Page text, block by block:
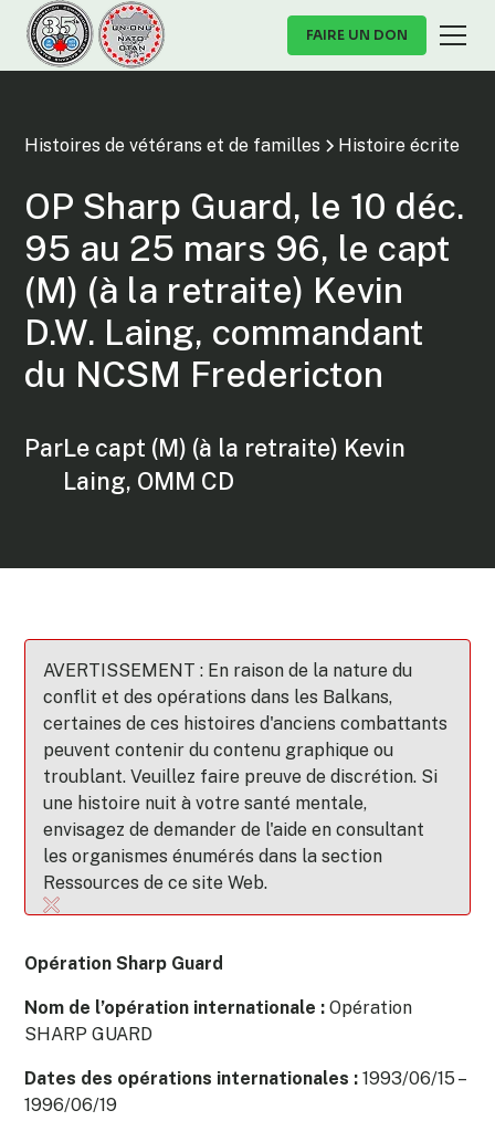
FAIRE UN DON
Histoires de vétérans et de familles Histoire écrite
OP Sharp Guard, le 10 déc.
95 au 25 mars 96, le capt
(M) (à la retraite) Kevin
D.W. Laing, commandant
du NCSM Fredericton
ParLe capt (M) (à la retraite) Kevin
Laing, OMM CD
AVERTISSEMENT : En raison de la nature du
conflit et des opérations dans les Balkans,
certaines de ces histoires d'anciens combattants
peuvent contenir du contenu graphique ou
troublant. Veuillez faire preuve de discrétion. Si
une histoire nuit à votre santé mentale,
envisagez de demander de l'aide en consultant
les organismes énumérés dans la section
Ressources de ce site Web.
Opération Sharp Guard
Nom de l’opération internationale :Opération
SHARP GUARD
Dates des opérations internationales :1993/06/15 –
1996/06/19